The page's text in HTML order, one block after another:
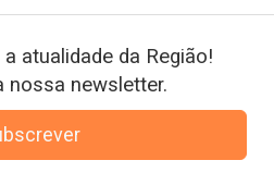
atualidade da Região!
nossa newsletter.